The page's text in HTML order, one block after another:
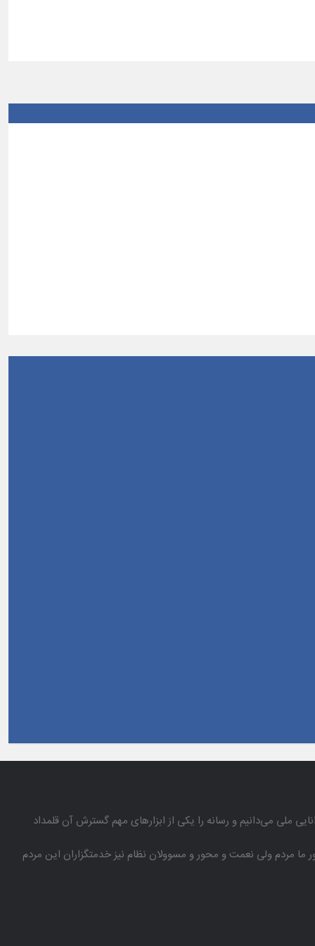
ملی می‌دانیم و رسانه را یكی از ابزارهای مهم گسترش آن قلمداد
ما مردم ولی نعمت و محور و مسوولان نظام نیز خدمتگزاران این مردم